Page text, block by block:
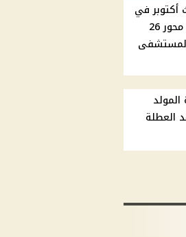
أكتوبر في
حادث مروري أعلى محور 26
وموعد العطلة